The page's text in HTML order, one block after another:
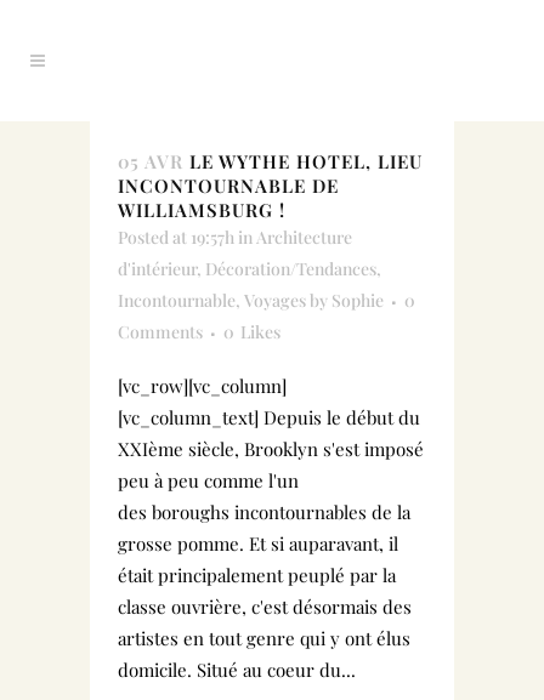
05 AVR LE WYTHE HOTEL, LIEU
INCONTOURNABLE DE
WILLIAMSBURG !
Posted at 19:57h inArchitecture
d'intérieur, Décoration/Tendances,
Incontournable, Voyagesby Sophie
0
Comments
0 Likes
[vc_row][vc_column]
[vc_column_text] Depuis le début du
XXIème siècle, Brooklyn s'est imposé
peu à peu comme l'un
des boroughs incontournables de la
grosse pomme. Et si auparavant, il
était principalement peuplé par la
classe ouvrière, c'est désormais des
artistes en tout genre qui y ont élus
domicile. Situé au coeur du...